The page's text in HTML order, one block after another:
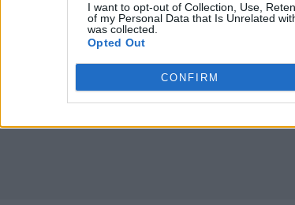
I want to opt-out of Collection, Use,
of my Personal Data that Is Unrelated
was collected.
Opted Out
CONFIRM